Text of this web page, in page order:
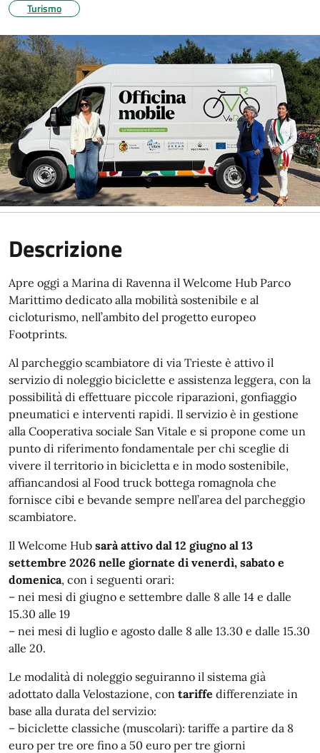
Turismo
Descrizione
Apre oggi a Marina di Ravenna il Welcome Hub Parco
Marittimo dedicato alla mobilità sostenibile e al
cicloturismo, nell’ambito del progetto europeo
Footprints.
Al parcheggio scambiatore di via Trieste è attivo il
servizio di noleggio biciclette e assistenza leggera, con la
possibilità di effettuare piccole riparazioni, gonfiaggio
pneumatici e interventi rapidi. Il servizio è in gestione
alla Cooperativa sociale San Vitale e si propone come un
punto di riferimento fondamentale per chi sceglie di
vivere il territorio in bicicletta e in modo sostenibile,
affiancandosi al Food truck bottega romagnola che
fornisce cibi e bevande sempre nell’area del parcheggio
scambiatore.
Il Welcome Hub sarà attivo dal 12 giugno al 13
settembre 2026 nelle giornate di venerdì, sabato e
domenica, con i seguenti orari:
– nei mesi di giugno e settembre dalle 8 alle 14 e dalle
15.30 alle 19
– nei mesi di luglio e agosto dalle 8 alle 13.30 e dalle 15.30
alle 20.
Le modalità di noleggio seguiranno il sistema già
adottato dalla Velostazione, con tariffe differenziate in
base alla durata del servizio:
– biciclette classiche (muscolari): tariffe a partire da 8
euro per tre ore fino a 50 euro per tre giorni